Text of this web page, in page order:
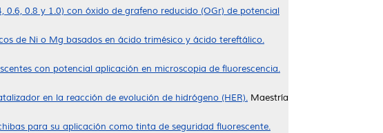
0.8 y 1.0) con óxido de grafeno reducido (OGr) de potencial
de Ni o Mg basados en ácido trimésico y ácido tereftálico.
con potencial aplicación en microscopia de fluorescencia.
en la reacción de evolución de hidrógeno (HER). Maestría
para su aplicación como tinta de seguridad fluorescente.